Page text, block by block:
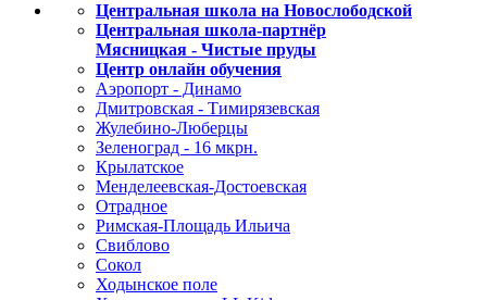
Центральная школа на Новослободской
Центральная школа-партнёр
Мясницкая - Чистые пруды
Центр онлайн обучения
Аэропорт - Динамо
Дмитровская - Тимирязевская
Жулебино-Люберцы
Зеленоград - 16 мкрн.
Крылатское
Менделеевская-Достоевская
Отрадное
Римская-Площадь Ильича
Свиблово
Сокол
Ходынское поле